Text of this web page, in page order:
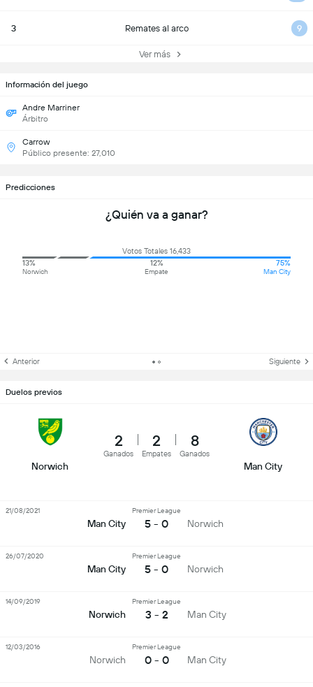
3 Remates al arco 9
Ver más
Información del juego
Andre Marriner
Árbitro
Carrow
Público presente: 27,010
Predicciones
¿Quién va a ganar?
Votos Totales 16,433
13%
Norwich
12%
Empate
75%
Man City
Anterior Siguiente
Duelos previos
Norwich
2
Ganados
2
Empates
8
Ganados
Man City
Man City
Premier League
5 - 0 Norwich
21/08/2021
Man City
Premier League
5 - 0 Norwich
26/07/2020
Norwich
Premier League
3 - 2 Man City
14/09/2019
Norwich
Premier League
0 - 0 Man City
12/03/2016